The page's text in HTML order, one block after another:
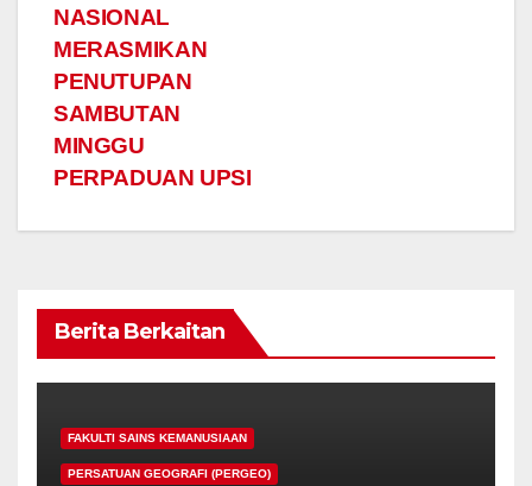
NASIONAL
MERASMIKAN
PENUTUPAN
SAMBUTAN
MINGGU
PERPADUAN UPSI
Berita Berkaitan
FAKULTI SAINS KEMANUSIAAN
PERSATUAN GEOGRAFI (PERGEO)